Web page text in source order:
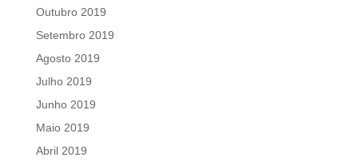
Outubro 2019
Setembro 2019
Agosto 2019
Julho 2019
Junho 2019
Maio 2019
Abril 2019